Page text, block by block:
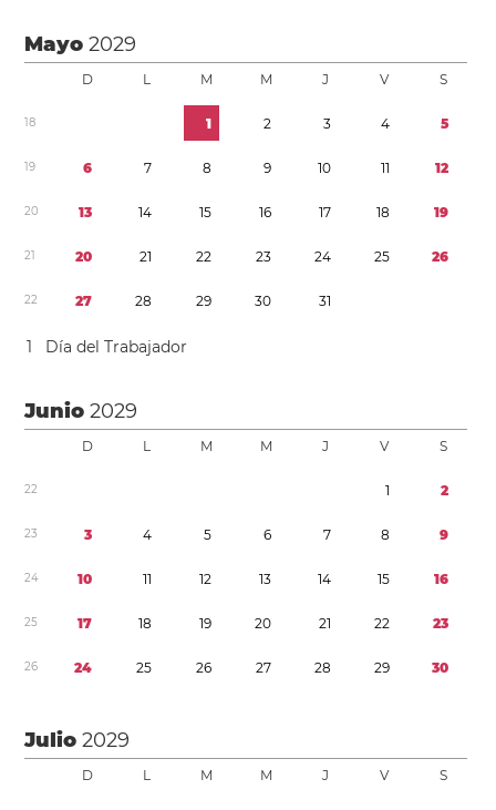
Mayo2029
D L M M J V S
18 1 2 3 4 5
19 6 7 8 9 10 11 12
20 13 14 15 16 17 18 19
21 20 21 22 23 24 25 26
22 27 28 29 30 31
1 Día del Trabajador
Junio2029
D L M M J V S
22 1 2
23 3 4 5 6 7 8 9
24 10 11 12 13 14 15 16
25 17 18 19 20 21 22 23
26 24 25 26 27 28 29 30
Julio2029
D L M M J V S